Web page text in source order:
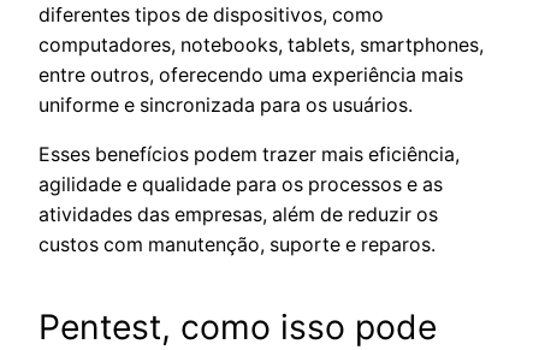
diferentes tipos de dispositivos, como
computadores, notebooks, tablets, smartphones,
entre outros, oferecendo uma experiência mais
uniforme e sincronizada para os usuários.
Esses benefícios podem trazer mais eficiência,
agilidade e qualidade para os processos e as
atividades das empresas, além de reduzir os
custos com manutenção, suporte e reparos.
Pentest, como isso pode